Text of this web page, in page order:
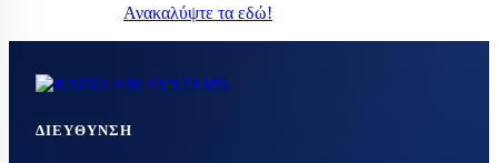
Ανακαλύψτε τα εδώ!
ΔΙΕΎΘΥΝΣΗ